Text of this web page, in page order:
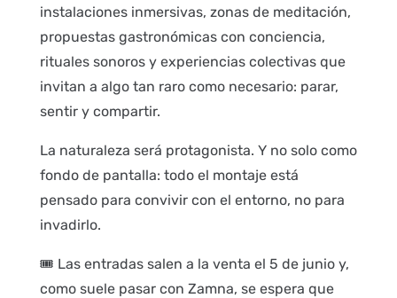
instalaciones inmersivas, zonas de meditación,
propuestas gastronómicas con conciencia,
rituales sonoros y experiencias colectivas que
invitan a algo tan raro como necesario: parar,
sentir y compartir.
La naturaleza será protagonista. Y no solo como
fondo de pantalla: todo el montaje está
pensado para convivir con el entorno, no para
invadirlo.
🎟️ Las entradas salen a la venta el 5 de junio y,
como suele pasar con Zamna, se espera que